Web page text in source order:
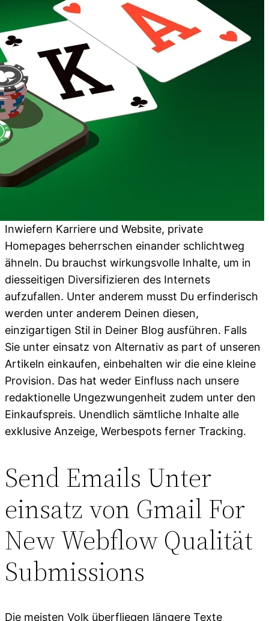
Inwiefern Karriere und Website, private
Homepages beherrschen einander schlichtweg
ähneln. Du brauchst wirkungsvolle Inhalte, um in
diesseitigen Diversifizieren des Internets
aufzufallen. Unter anderem musst Du erfinderisch
werden unter anderem Deinen diesen,
einzigartigen Stil in Deiner Blog ausführen. Falls
Sie unter einsatz von Alternativ as part of unseren
Artikeln einkaufen, einbehalten wir die eine kleine
Provision. Das hat weder Einfluss nach unsere
redaktionelle Ungezwungenheit zudem unter den
Einkaufspreis. Unendlich sämtliche Inhalte alle
exklusive Anzeige, Werbespots ferner Tracking.
Send Emails Unter
einsatz von Gmail For
New Webflow Qualität
Submissions
Die meisten Volk überfliegen längere Texte